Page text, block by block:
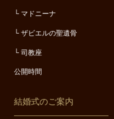
マドニーナ
ザビエルの聖遺骨
司教座
公開時間
結婚式のご案内